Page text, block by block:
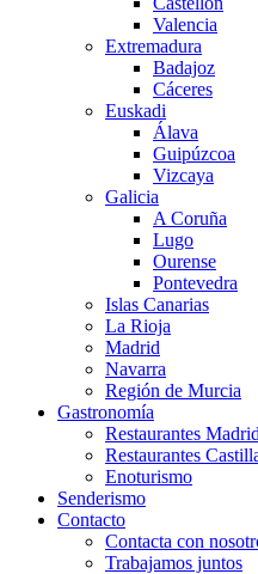
Valencia
Extremadura
Badajoz
Cáceres
Euskadi
Álava
Guipúzcoa
Vizcaya
Galicia
A Coruña
Lugo
Ourense
Pontevedra
Islas Canarias
La Rioja
Madrid
Navarra
Región de Murcia
Gastronomía
Restaurantes Madrid
Restaurantes
Enoturismo
Senderismo
Contacto
Contacta con
Trabajamos juntos